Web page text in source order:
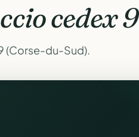
cedex 9
(Corse-du-Sud).